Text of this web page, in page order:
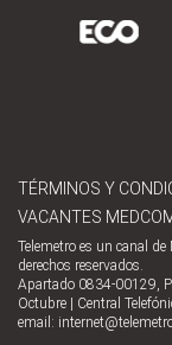
TÉRMINOS Y
VACANTES
Telemetro es un canal
derechos reservados.
Apartado 0834-00129,
Octubre | Central
email: